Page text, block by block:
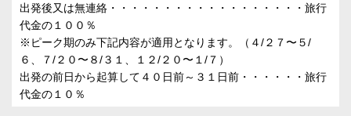
出発後又は無連絡・・・・・・・・・・・・・・・・・・旅行
代金の１００％
※ピーク期のみ下記内容が適用となります。（４/２７〜５/
６、７/２０〜８/３１、１２/２０〜１/７）
出発の前日から起算して４０日前～３１日前・・・・・・旅行
代金の１０％